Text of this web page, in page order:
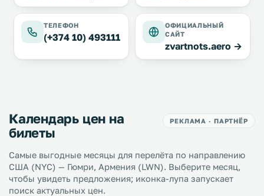
ТЕЛЕФОН
(+374 10) 493111
ОФИЦИАЛЬНЫЙ
САЙТ
zvartnots.aero →
Календарь цен на
билеты
РЕКЛАМА · ПАРТНЁР
Самые выгодные месяцы для перелёта по направлению
США (NYC) — Гюмри, Армения (LWN). Выберите месяц,
чтобы увидеть предложения; иконка-лупа запускает
поиск актуальных цен.